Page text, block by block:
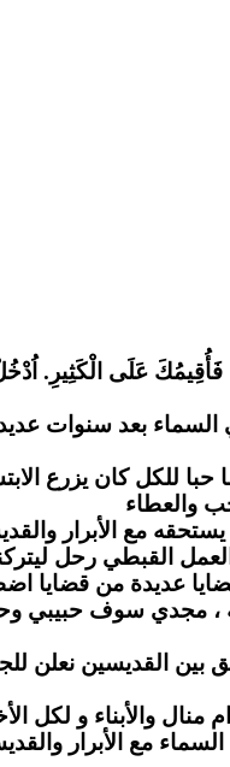
فَأُقِيمُكَ عَلَى الْكَثِيرِ.
السماء بعد سنوات
للكل كان يزرع
والعطاء
مع الأبرار
القبطي رحل
عديدة من قضايا
، مجدي سوف حبيبي
بين القديسين نعلن
والأبناء و لكل
مع الأبرار